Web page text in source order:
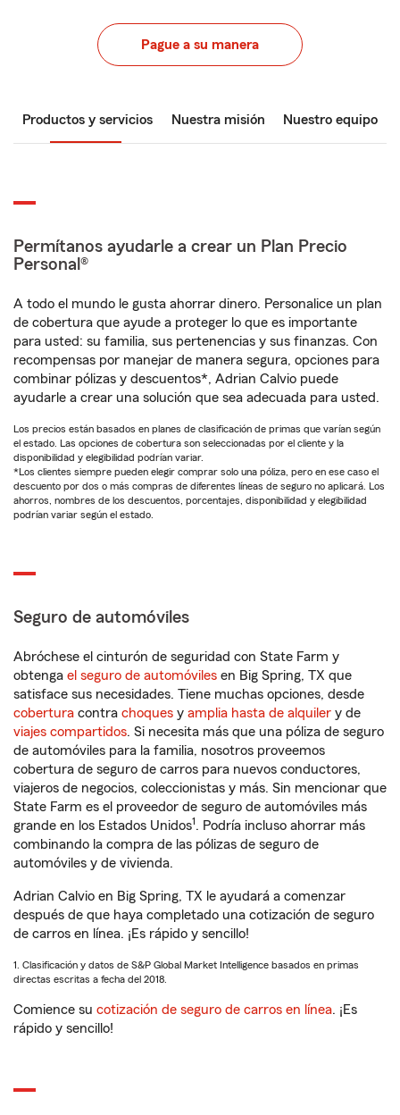
Pague a su manera
Productos y servicios Nuestra misión Nuestro equipo
Permítanos ayudarle a crear un Plan Precio
Personal®
A todo el mundo le gusta ahorrar dinero. Personalice un plan
de cobertura que ayude a proteger lo que es importante
para usted: su familia, sus pertenencias y sus finanzas. Con
recompensas por manejar de manera segura, opciones para
combinar pólizas y descuentos*, Adrian Calvio puede
ayudarle a crear una solución que sea adecuada para usted.
Los precios están basados en planes de clasificación de primas que varían según
el estado. Las opciones de cobertura son seleccionadas por el cliente y la
disponibilidad y elegibilidad podrían variar.
*Los clientes siempre pueden elegir comprar solo una póliza, pero en ese caso el
descuento por dos o más compras de diferentes líneas de seguro no aplicará. Los
ahorros, nombres de los descuentos, porcentajes, disponibilidad y elegibilidad
podrían variar según el estado.
Seguro de automóviles
Abróchese el cinturón de seguridad con State Farm y
obtenga el seguro de automóviles en Big Spring, TX que
satisface sus necesidades. Tiene muchas opciones, desde
cobertura contra choques y amplia hasta de alquiler y de
viajes compartidos. Si necesita más que una póliza de seguro
de automóviles para la familia, nosotros proveemos
cobertura de seguro de carros para nuevos conductores,
viajeros de negocios, coleccionistas y más. Sin mencionar que
State Farm es el proveedor de seguro de automóviles más
grande en los Estados Unidos1. Podría incluso ahorrar más
combinando la compra de las pólizas de seguro de
automóviles y de vivienda.
Adrian Calvio en Big Spring, TX le ayudará a comenzar
después de que haya completado una cotización de seguro
de carros en línea. ¡Es rápido y sencillo!
1. Clasificación y datos de S&P Global Market Intelligence basados en primas
directas escritas a fecha del 2018.
Comience su cotización de seguro de carros en línea. ¡Es
rápido y sencillo!